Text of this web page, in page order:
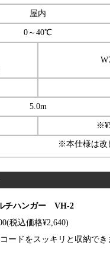
屋内
0～40℃
5.0m
※本仕様は改
チハンガー VH-2
税込価格¥2,640)
ードをスッキリと収納でき